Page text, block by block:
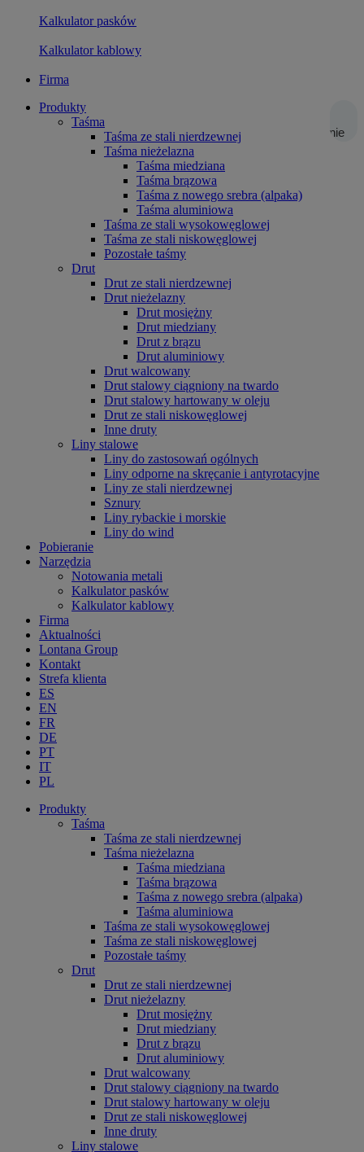
Kalkulator pasków
Kalkulator kablowy
Firma
Wyszukiwanie
Produkty
Taśma
Taśma ze stali nierdzewnej
Taśma nieżelazna
Taśma miedziana
Taśma brązowa
Taśma z nowego srebra (alpaka)
Taśma aluminiowa
Taśma ze stali wysokowęglowej
Taśma ze stali niskowęglowej
Pozostałe taśmy
Drut
Drut ze stali nierdzewnej
Drut nieżelazny
Drut mosiężny
Drut miedziany
Drut z brązu
Drut aluminiowy
Drut walcowany
Drut stalowy ciągniony na twardo
Drut stalowy hartowany w oleju
Drut ze stali niskowęglowej
Inne druty
Liny stalowe
Liny do zastosowań ogólnych
Liny odporne na skręcanie i antyrotacyjne
Liny ze stali nierdzewnej
Sznury
Liny rybackie i morskie
Liny do wind
Pobieranie
Narzędzia
Notowania metali
Kalkulator pasków
Kalkulator kablowy
Firma
Aktualności
Lontana Group
Kontakt
Strefa klienta
ES
EN
FR
DE
PT
IT
PL
Produkty
Taśma
Taśma ze stali nierdzewnej
Taśma nieżelazna
Taśma miedziana
Taśma brązowa
Taśma z nowego srebra (alpaka)
Taśma aluminiowa
Taśma ze stali wysokowęglowej
Taśma ze stali niskowęglowej
Pozostałe taśmy
Drut
Drut ze stali nierdzewnej
Drut nieżelazny
Drut mosiężny
Drut miedziany
Drut z brązu
Drut aluminiowy
Drut walcowany
Drut stalowy ciągniony na twardo
Drut stalowy hartowany w oleju
Drut ze stali niskowęglowej
Inne druty
Liny stalowe